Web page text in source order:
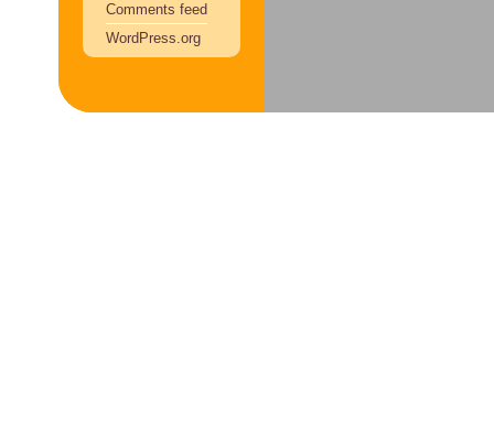
Comments feed
WordPress.org